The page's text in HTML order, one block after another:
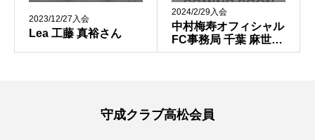
高松例会レポート
2023/12/27入会
Lea 工藤 真裕さん
2024/2/29入会
中村梅寿オフィシャル
FC事務局 千葉 麻世さ
ん
守成クラブ高松会員